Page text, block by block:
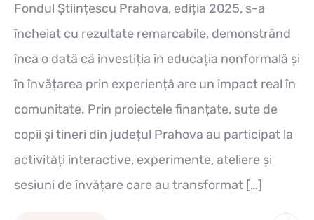
Fondul Științescu Prahova, ediția 2025, s-a
încheiat cu rezultate remarcabile, demonstrând
încă o dată că investiția în educația nonformală și
în învățarea prin experiență are un impact real în
comunitate. Prin proiectele finanțate, sute de
copii și tineri din județul Prahova au participat la
activități interactive, experimente, ateliere și
sesiuni de învățare care au transformat […]